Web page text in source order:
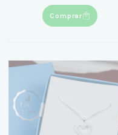
Comprar